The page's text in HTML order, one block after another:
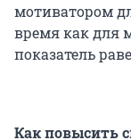
мотиватором
время как для
показатель
Как повысить